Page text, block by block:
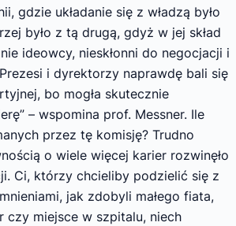
gdzie układanie się z władzą było
było z tą drugą, gdyż w jej skład
ideowcy, nieskłonni do negocjacji i
i dyrektorzy naprawdę bali się
bo mogła skutecznie
– wspomina prof. Messner. Ile
przez tę komisję? Trudno
o wiele więcej karier rozwinęło
Ci, którzy chcieliby podzielić się z
jak zdobyli małego fiata,
czy miejsce w szpitalu, niech